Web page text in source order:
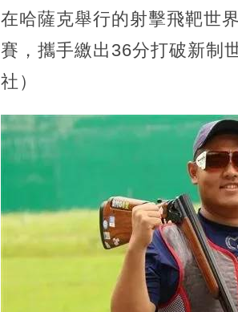
在哈薩克舉行的射擊飛靶世
賽，攜手繳出36分打破新制
社）